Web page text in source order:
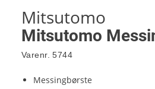
Mitsutomo
Mitsutomo
Varenr. 5744
Messingbørste